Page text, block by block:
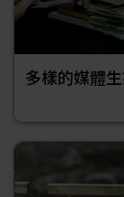
多樣的媒體